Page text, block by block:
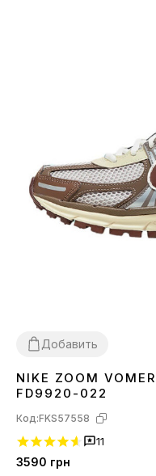
Добавить
3637 38394041424344
NIKE ZOOM
FD9920-022
Код:FKS57558
11
3590 грн